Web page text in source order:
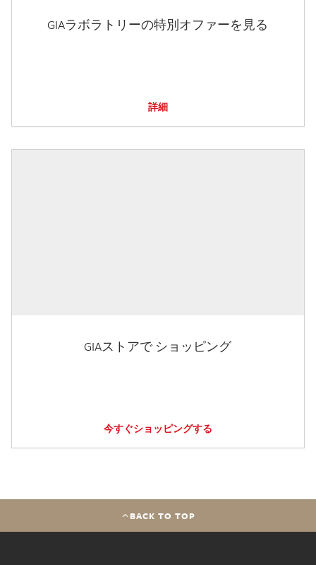
GIAラボラトリーの特別オファーを見る
詳細
GIAストアで ショッピング
今すぐショッピングする
BACK TO TOP